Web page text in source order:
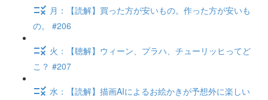
月：【読解】買った方が安いもの。作った方が安いも
の。 #206
火：【聴解】ウィーン、プラハ、チューリッヒってど
こ？ #207
水：【読解】描画AIによるお絵かきが予想外に楽しい